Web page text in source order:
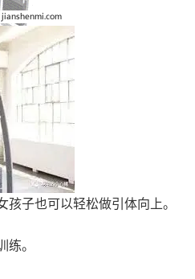
孩子也可以轻松做引体向上。
练。